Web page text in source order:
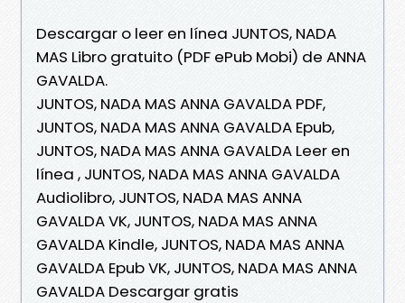
Descargar o leer en línea JUNTOS, NADA
MAS Libro gratuito (PDF ePub Mobi) de ANNA
GAVALDA.
JUNTOS, NADA MAS ANNA GAVALDA PDF,
JUNTOS, NADA MAS ANNA GAVALDA Epub,
JUNTOS, NADA MAS ANNA GAVALDA Leer en
línea , JUNTOS, NADA MAS ANNA GAVALDA
Audiolibro, JUNTOS, NADA MAS ANNA
GAVALDA VK, JUNTOS, NADA MAS ANNA
GAVALDA Kindle, JUNTOS, NADA MAS ANNA
GAVALDA Epub VK, JUNTOS, NADA MAS ANNA
GAVALDA Descargar gratis